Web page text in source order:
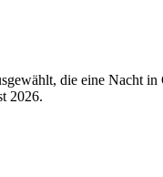
die eine Nacht
2026.